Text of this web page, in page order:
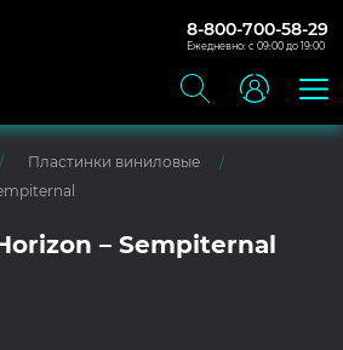
8-800-700-58-29
Ежедневно: с 09:00 до 19:00
Пластинки виниловые
– Sempiternal